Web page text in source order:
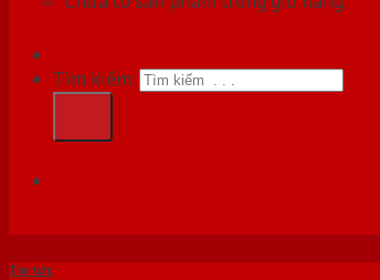
Tìm kiếm:
Tin tức